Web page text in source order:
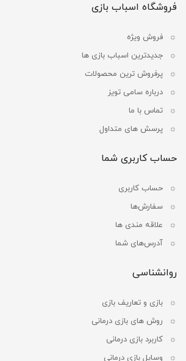
فروشگاه اسباب بازی
فروش ویژه
جدیدترین اسباب بازی ها
پرفروش ترین محصولات
درباره سامی تویز
تماس با ما
پرسش های متداول
حساب کاربری شما
حساب کاربری
سفارش‌ها
علاقه مندی ها
آدرس‌های شما
روانشناسی
بازی و تعاریف بازی
روش های بازی درمانی
کاربرد بازی درمانی
وسایل بازی درمانی